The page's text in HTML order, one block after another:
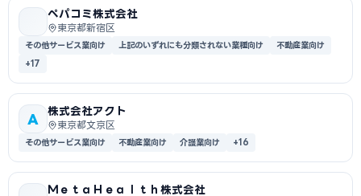
ペパコミ株式会社
東京都新宿区
その他サービス業向け 上記のいずれにも分類されない業種向け
不動産業向け
+17
A
株式会社アクト
東京都文京区
その他サービス業向け 不動産業向け 介護業向け +16
ＭｅｔａＨｅａｌｔｈ株式会社